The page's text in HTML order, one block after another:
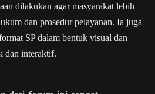
dilakukan agar masyarakat lebih
dan prosedur pelayanan. Ia juga
SP dalam bentuk visual dan
dan interaktif.